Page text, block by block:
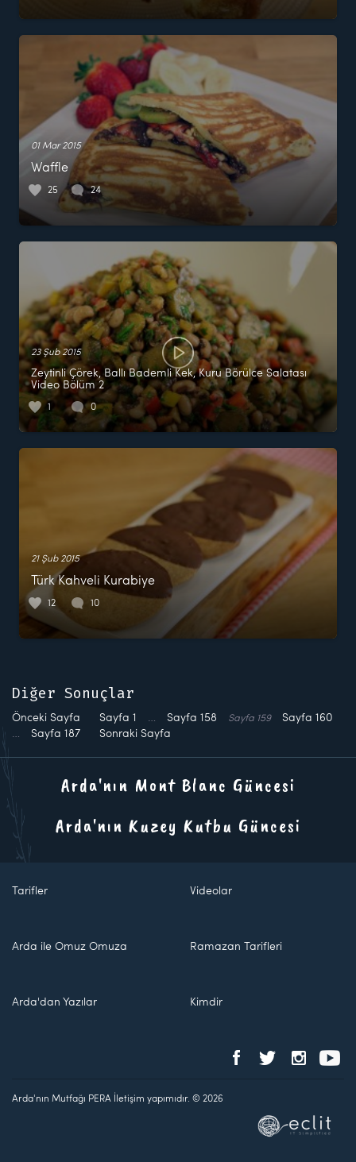
01 Mar 2015
Waffle
25 24
23 Şub 2015
Zeytinli Çörek, Ballı Bademli Kek, Kuru Börülce Salatası
Video Bölüm 2
1 0
21 Şub 2015
Türk Kahveli Kurabiye
12 10
Diğer Sonuçlar
Önceki Sayfa Sayfa 1 … Sayfa 158 Sayfa 159 Sayfa 160
…
Sayfa 187 Sonraki Sayfa
Arda'nın Mont Blanc Güncesi
Arda'nın Kuzey Kutbu Güncesi
Tarifler Videolar
Arda ile Omuz Omuza Ramazan Tarifleri
Arda'dan Yazılar Kimdir
Arda'nın Mutfağı PERA İletişim yapımıdır. © 2026